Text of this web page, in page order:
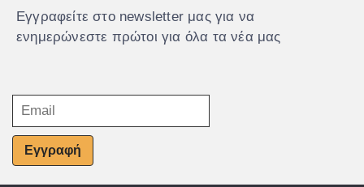
Εγγραφείτε στο newsletter μας για να
ενημερώνεστε πρώτοι για όλα τα νέα μας
Εγγραφή